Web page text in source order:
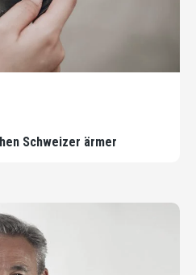
Schweizer ärmer